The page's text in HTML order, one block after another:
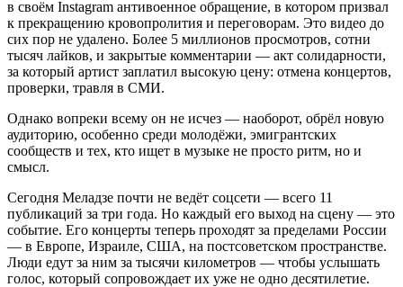
в своём Instagram антивоенное обращение, в котором призвал
к прекращению кровопролития и переговорам. Это видео до
сих пор не удалено. Более 5 миллионов просмотров, сотни
тысяч лайков, и закрытые комментарии — акт солидарности,
за который артист заплатил высокую цену: отмена концертов,
проверки, травля в СМИ.
Однако вопреки всему он не исчез — наоборот, обрёл новую
аудиторию, особенно среди молодёжи, эмигрантских
сообществ и тех, кто ищет в музыке не просто ритм, но и
смысл.
Сегодня Меладзе почти не ведёт соцсети — всего 11
публикаций за три года. Но каждый его выход на сцену — это
событие. Его концерты теперь проходят за пределами России
— в Европе, Израиле, США, на постсоветском пространстве.
Люди едут за ним за тысячи километров — чтобы услышать
голос, который сопровождает их уже не одно десятилетие.